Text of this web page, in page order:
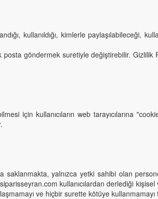
kullanıldığı, kimlerle paylaşılabileceği,
göndermek suretiyle değiştirebilir. Gizlilik
için kullanıcıların web tarayıcılarına
yalnızca yetki sahibi olan
kullanıcılardan derlediği kişisel
ve hiçbir surette kötüye